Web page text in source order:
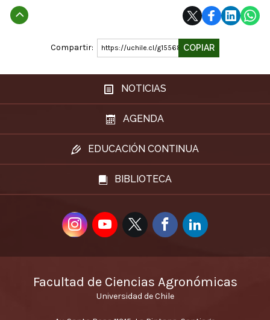
Subir
Compartir: https://uchile.cl/g155688COPIAR
NOTICIAS
AGENDA
EDUCACIÓN CONTINUA
BIBLIOTECA
Facultad de Ciencias Agronómicas
Universidad de Chile